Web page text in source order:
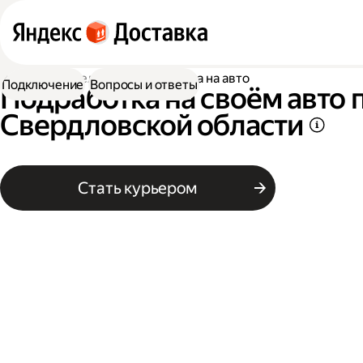
Работа водителем Подработка на авто
Подработка на своём авто
Свердловской области
Стать курьером
Подключение Вопросы и ответы